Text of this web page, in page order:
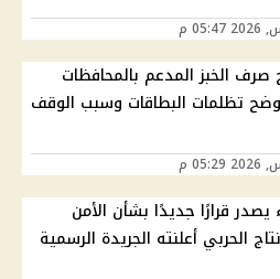
صرف الخبز المدعم بالمحافظات
تظلمات البطاقات وسبب الوقف
يصدر قرارًا جديدًا بشأن الأمن
الحربي أعلنته الجريدة الرسمية